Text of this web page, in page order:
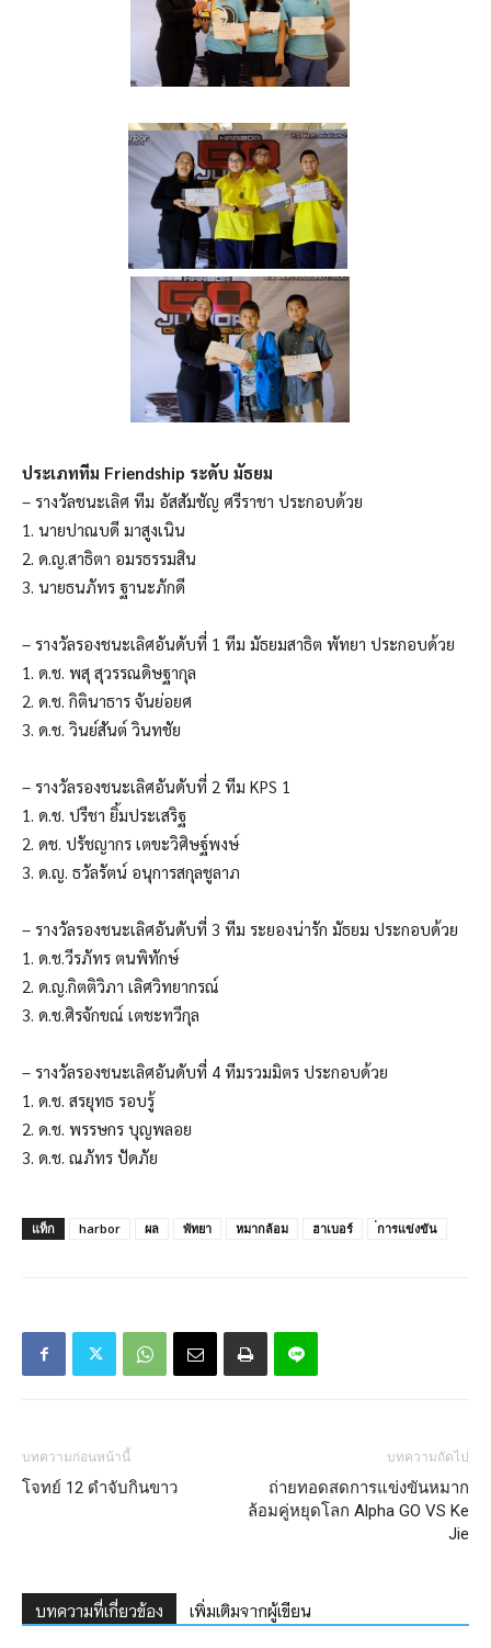
ประเภททีม Friendship ระดับ มัธยม
– รางวัลชนะเลิศ ทีม อัสสัมชัญ ศรีราชา ประกอบด้วย
1. นายปาณบดี มาสูงเนิน
2. ด.ญ.สาธิตา อมรธรรมสิน
3. นายธนภัทร ฐานะภักดี
– รางวัลรองชนะเลิศอันดับที่ 1 ทีม มัธยมสาธิต พัทยา ประกอบด้วย
1. ด.ช. พสุ สุวรรณดิษฐากุล
2. ด.ช. กิตินาธาร จันย่อยศ
3. ด.ช. วินย์สันต์ วินทชัย
– รางวัลรองชนะเลิศอันดับที่ 2 ทีม KPS 1
1. ด.ช. ปรีชา ยิ้มประเสริฐ
2. ดช. ปรัชญากร เตขะวิศิษฐ์พงษ์
3. ด.ญ. ธวัลรัตน์ อนุการสกุลชูลาภ
– รางวัลรองชนะเลิศอันดับที่ 3 ทีม ระยองน่ารัก มัธยม ประกอบด้วย
1. ด.ช.วีรภัทร ตนพิทักษ์
2. ด.ญ.กิตติวิภา เลิศวิทยากรณ์
3. ด.ช.ศิรจักขณ์ เตชะทวีกุล
– รางวัลรองชนะเลิศอันดับที่ 4 ทีมรวมมิตร ประกอบด้วย
1. ด.ช. สรยุทธ รอบรู้
2. ด.ช. พรรษกร บุญพลอย
3. ด.ช. ณภัทร ปัดภัย
แท็ก harbor ผล พัทยา หมากล้อม ฮาเบอร์ ่การแข่งขัน
บทความก่อนหน้านี้
โจทย์ 12 ดำจับกินขาว
บทความถัดไป
ถ่ายทอดสดการแข่งขันหมาก
ล้อมคู่หยุดโลก Alpha GO VS Ke
Jie
บทความที่เกี่ยวข้อง เพิ่มเติมจากผู้เขียน